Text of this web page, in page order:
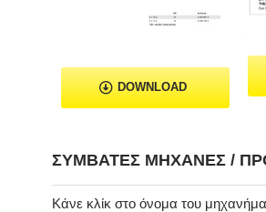
DOWNLOAD
ΣΥΜΒΑΤΈΣ ΜΗΧΑΝΈΣ /
Κάνε κλίκ στο όνομα του